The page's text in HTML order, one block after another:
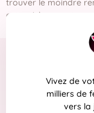
cet article, vous
Vivez de
milliers de
vers la